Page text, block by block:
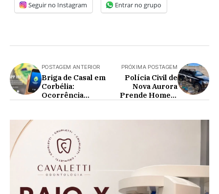
Seguir no Instagram Entrar no grupo
POSTAGEM ANTERIOR
Briga de Casal em
Corbélia:
Ocorrência
PRÓXIMA POSTAGEM
Polícia Civil de
Nova Aurora
Prende Homem
em Cativeiro